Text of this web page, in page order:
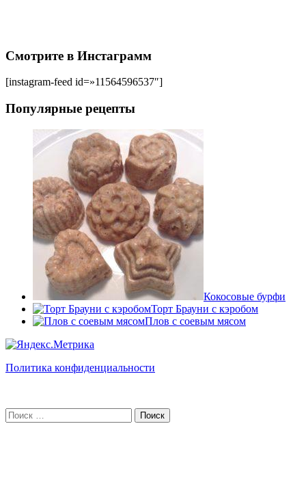
Смотрите в Инстаграмм
[instagram-feed id=»11564596537″]
Популярные рецепты
Кокосовые бурфи
Торт Брауни с кэробом
Плов с соевым мясом
Политика конфиденциальности